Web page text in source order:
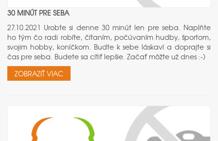
30 MINÚT PRE SEBA
27.10.2021 Urobte si denne 30 minút len pre seba. Naplňte
ho tým čo radi robíte, čítaním, počúvaním hudby, športom,
svojim hobby, koníčkom. Budte k sebe láskaví a doprajte si
čas pre seba. Budete sa cítiť lepšie. Začať môžte už dnes :-)
ZOBRAZIŤ VIAC